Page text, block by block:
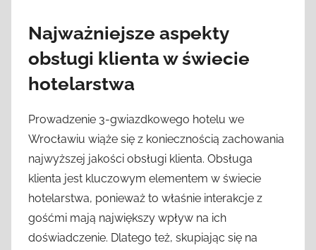
Najważniejsze aspekty
obsługi klienta w świecie
hotelarstwa
Prowadzenie 3-gwiazdkowego hotelu we
Wrocławiu wiąże się z koniecznością zachowania
najwyższej jakości obsługi klienta. Obsługa
klienta jest kluczowym elementem w świecie
hotelarstwa, ponieważ to właśnie interakcje z
gośćmi mają największy wpływ na ich
doświadczenie. Dlatego też, skupiając się na